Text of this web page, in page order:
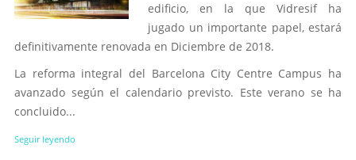
edificio, en la que Vidresif ha
jugado un importante papel, estará
definitivamente renovada en Diciembre de 2018.
La reforma integral del Barcelona City Centre Campus ha
avanzado según el calendario previsto. Este verano se ha
concluido...
Seguir leyendo